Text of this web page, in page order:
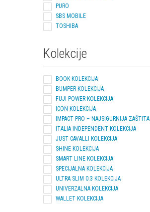
PURO
SBS MOBILE
TOSHIBA
Kolekcije
BOOK KOLEKCIJA
BUMPER KOLEKCIJA
FUJI POWER KOLEKCIJA
ICON KOLEKCIJA
IMPACT PRO – NAJSIGURNIJA ZAŠTITA
ITALIA INDEPENDENT KOLEKCIJA
JUST CAVALLI KOLEKCIJA
SHINE KOLEKCIJA
SMART LINE KOLEKCIJA
SPECIJALNA KOLEKCIJA
ULTRA SLIM 0.3 KOLEKCIJA
UNIVERZALNA KOLEKCIJA
WALLET KOLEKCIJA